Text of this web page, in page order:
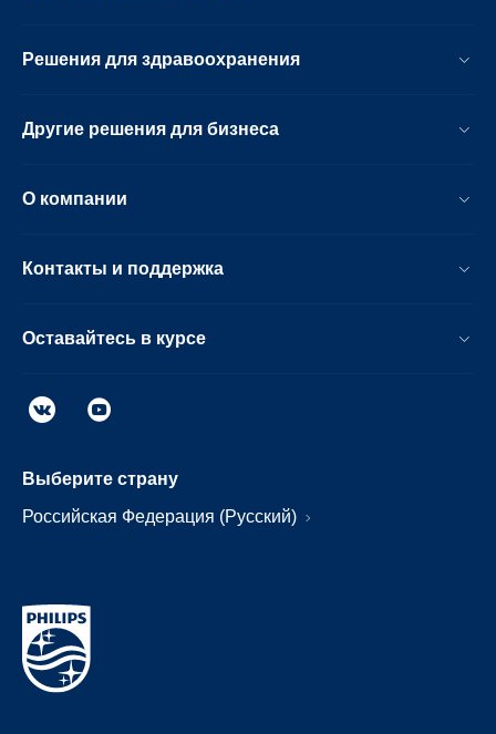
Решения для здравоохранения
Другие решения для бизнеса
О компании
Контакты и поддержка
Оставайтесь в курсе
Выберите страну
Российская Федерация (Русский)